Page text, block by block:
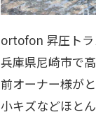
ortofon 昇圧トラ
兵庫県尼崎市で
前オーナー様が
小キズなどほと